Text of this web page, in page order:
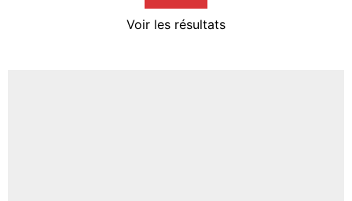
Voir les résultats